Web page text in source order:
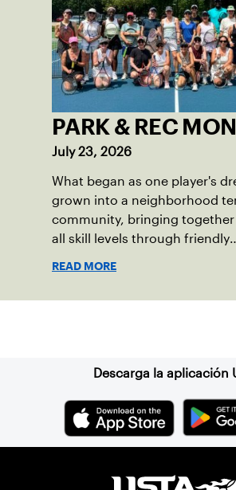
PARK & REC
July 23, 2026
What began as one player's
grown into a neighborhood
community, bringing together
all skill levels through friendly
READ MORE
Descarga la aplicación